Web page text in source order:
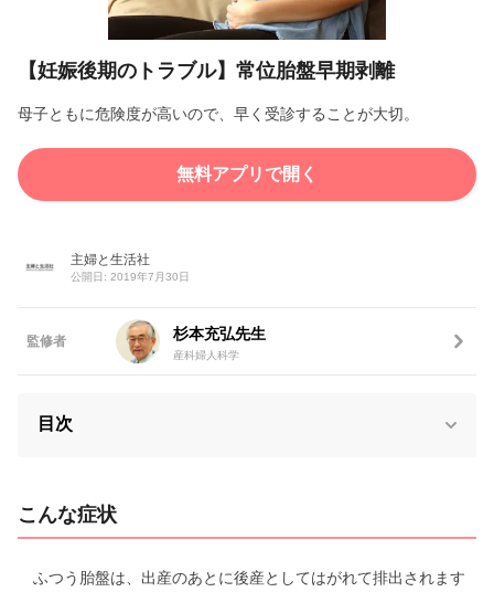
【妊娠後期のトラブル】常位胎盤早期剥離
母子ともに危険度が高いので、早く受診することが大切。
無料アプリで開く
主婦と生活社
公開日: 2019年7月30日
監修者 杉本充弘先生
産科婦人科学
目次
こんな症状
ふつう胎盤は、出産のあとに後産としてはがれて排出されます